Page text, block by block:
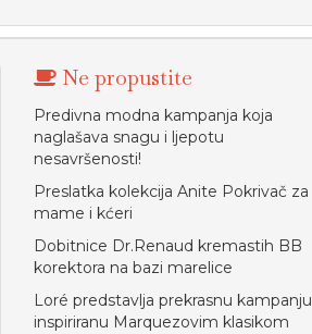
Ne propustite
Predivna modna kampanja koja
naglašava snagu i ljepotu
nesavršenosti!
Preslatka kolekcija Anite Pokrivač za
mame i kćeri
Dobitnice Dr.Renaud kremastih BB
korektora na bazi marelice
Loré predstavlja prekrasnu kampanju
inspiriranu Marquezovim klasikom